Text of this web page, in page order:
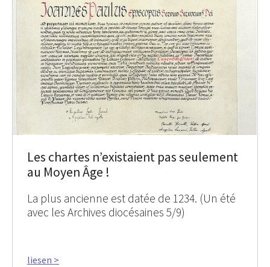
Les chartes n’existaient pas seulement
au Moyen Âge !
La plus ancienne est datée de 1234. (Un été
avec les Archives diocésaines 5/9)
liesen >